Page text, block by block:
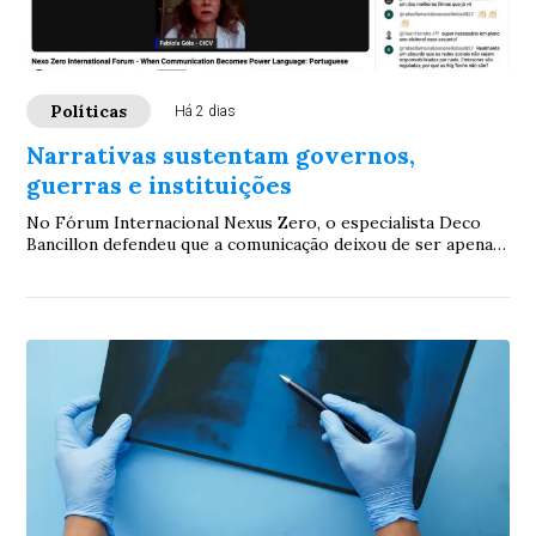
Políticas Há 2 dias
Narrativas sustentam governos,
guerras e instituições
No Fórum Internacional Nexus Zero, o especialista Deco
Bancillon defendeu que a comunicação deixou de ser apenas